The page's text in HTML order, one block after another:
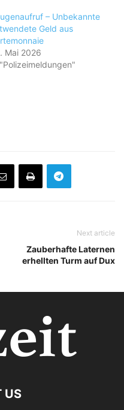
– Unbekannte
Geld aus
Mai 2026
Next article
Zauberhafte Laternen
erhellten Turm auf Dux
US